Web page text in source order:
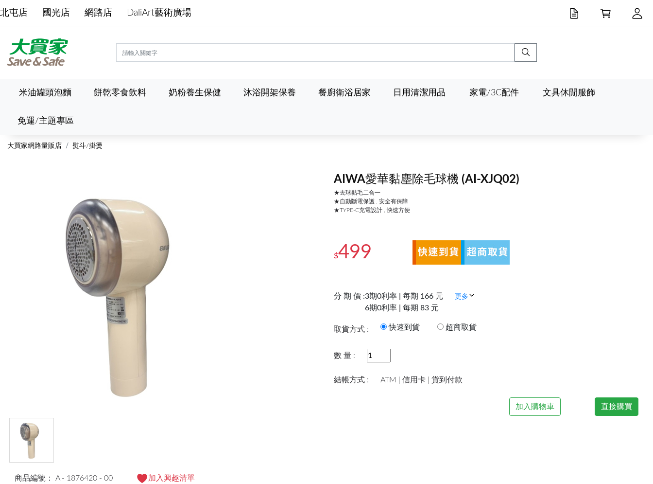
北屯店 國光店 網路店 DaliArt藝術廣場
米油罐頭泡麵 餅乾零食飲料 奶粉養生保健 沐浴開架保養 餐廚衛浴居家 日用清潔用品 家電/3C配件 文具休閒服飾
免運/主題專區
大買家網路量販店 熨斗/掛燙
商品編號： A - 1876420 - 00 加入興趣清單
AIWA愛華黏塵除毛球機 (AI-XJQ02)
★去球黏毛二合一
★自動斷電保護 , 安全有保障
★TYPE-C充電設計 , 快速方便
$499
分 期 價 :3期0利率 | 每期 166 元
6期0利率 | 每期 83 元
更多
取貨方式 : 快速到貨 超商取貨
數 量 :
結帳方式 : ATM | 信用卡 | 貨到付款
加入購物車 直接購買